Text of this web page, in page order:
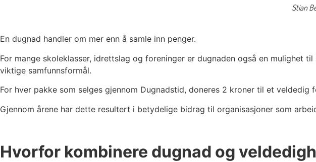
Stian
En dugnad handler om mer enn å samle inn penger.
For mange skoleklasser, idrettslag og foreninger er dugnaden også en mulighet
viktige samfunnsformål.
For hver pakke som selges gjennom Dugnadstid, doneres 2 kroner til et veldedig
Gjennom årene har dette resultert i betydelige bidrag til organisasjoner som
Hvorfor kombinere dugnad og